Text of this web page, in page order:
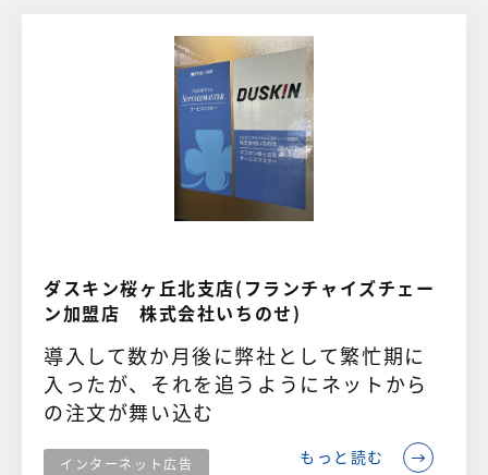
ダスキン桜ヶ丘北支店(フランチャイズチェー
ン加盟店 株式会社いちのせ)
導入して数か月後に弊社として繁忙期に
入ったが、それを追うようにネットから
の注文が舞い込む
インターネット広告 もっと読む